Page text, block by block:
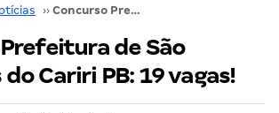
›› Concurso Prefeitura de São Domingos do Cariri PB: 19 vagas!
de São
Cariri PB: 19 vagas!